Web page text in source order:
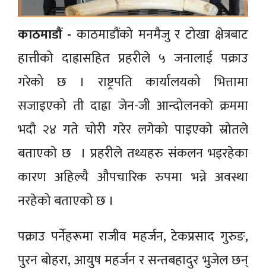
काठमाडौं - काठमाडौंको मनमैजु र टोखा क्षेत्रबाट
हात्तीको दाह्रासहित प्रहरीले ५ जनालाई पक्राउ
गरेको छ । राष्ट्रपति कार्यालयको भित्तामा
सजाइएको ती दाह्रा जेन-जी आन्दोलनको क्रममा
भदौ २४ गते चोरी गरेर लगेको पाइएको स्रोतले
बताएकाे छ । प्रहरीले तथ्यहरु संकलन भइरहेका
कारण अहिल्यै औपचारिक रुपमा भन्ने अवस्था
नरहेको बताएको छ ।
पक्राउ पर्नेहरूमा राजीव महर्जन, टेकप्रसाद गुरुङ,
पुरन बोहरा, आयुष महर्जन र सन्तबहादुर भुजेल छन्